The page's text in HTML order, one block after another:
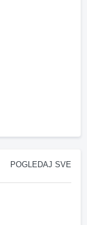
POGLEDAJ SVE